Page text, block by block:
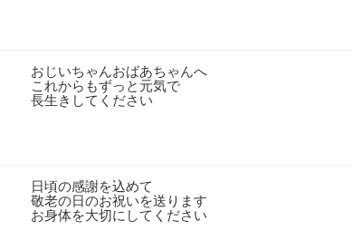
おじいちゃんおばあちゃんへ
これからもずっと元気で
長生きしてください
日頃の感謝を込めて
敬老の日のお祝いを送ります
お身体を大切にしてください